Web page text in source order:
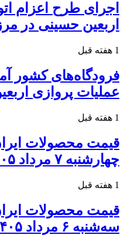
اجرای طرح اعزام
اربعین حسینی در
1 هفته قبل
فرودگاه‌های کشور
عملیات پروازی
1 هفته قبل
قیمت محصولات
چهارشنبه ۷ مرداد ۱۴۰۵
1 هفته قبل
قیمت محصولات
سه‌شنبه ۶ مرداد ۱۴۰۵